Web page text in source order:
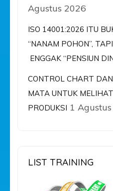
Agustus 2026
ISO 14001:2026 ITU
“NANAM POHON”,
ENGGAK “PENSIUN
CONTROL CHART
MATA UNTUK
PRODUKSI 1
LIST TRAINING